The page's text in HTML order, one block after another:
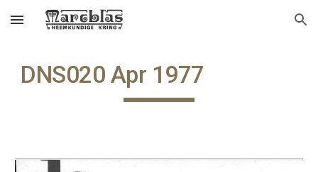
Skip to main content Skip to navigation
DNS020 Apr 1977